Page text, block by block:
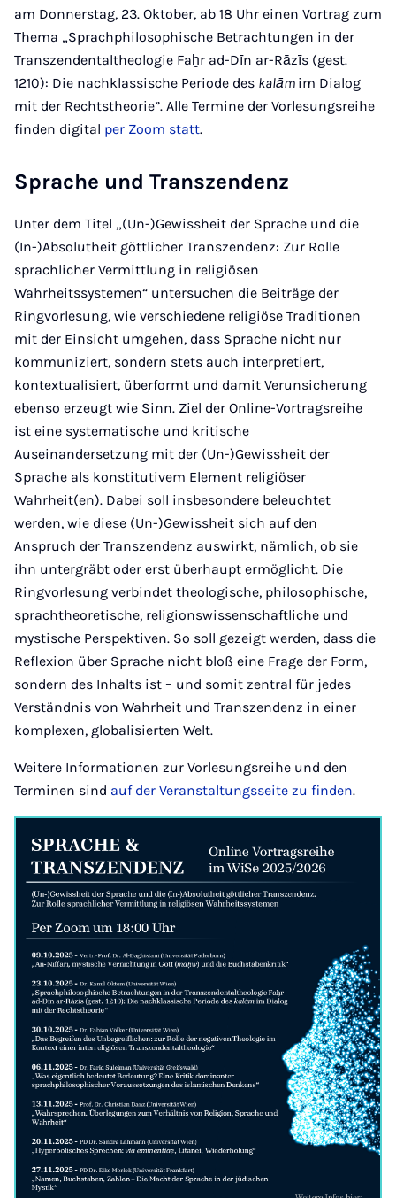
am Donnerstag, 23. Oktober, ab 18 Uhr einen Vortrag zum
Thema „Sprachphilosophische Betrachtungen in der
Transzendentaltheologie Faḫr ad-Dīn ar-Rāzīs (gest.
1210): Die nachklassische Periode des kalām im Dialog
mit der Rechtstheorie”. Alle Termine der Vorlesungsreihe
finden digital per Zoom statt.
Sprache und Transzendenz
Unter dem Titel „(Un-)Gewissheit der Sprache und die
(In-)Absolutheit göttlicher Transzendenz: Zur Rolle
sprachlicher Vermittlung in religiösen
Wahrheitssystemen“ untersuchen die Beiträge der
Ringvorlesung, wie verschiedene religiöse Traditionen
mit der Einsicht umgehen, dass Sprache nicht nur
kommuniziert, sondern stets auch interpretiert,
kontextualisiert, überformt und damit Verunsicherung
ebenso erzeugt wie Sinn. Ziel der Online-Vortragsreihe
ist eine systematische und kritische
Auseinandersetzung mit der (Un-)Gewissheit der
Sprache als konstitutivem Element religiöser
Wahrheit(en). Dabei soll insbesondere beleuchtet
werden, wie diese (Un-)Gewissheit sich auf den
Anspruch der Transzendenz auswirkt, nämlich, ob sie
ihn untergräbt oder erst überhaupt ermöglicht. Die
Ringvorlesung verbindet theologische, philosophische,
sprachtheoretische, religionswissenschaftliche und
mystische Perspektiven. So soll gezeigt werden, dass die
Reflexion über Sprache nicht bloß eine Frage der Form,
sondern des Inhalts ist – und somit zentral für jedes
Verständnis von Wahrheit und Transzendenz in einer
komplexen, globalisierten Welt.
Weitere Informationen zur Vorlesungsreihe und den
Terminen sind auf der Veranstaltungsseite zu finden.